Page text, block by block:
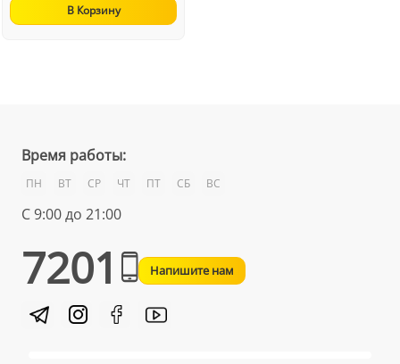
В Корзину
Время работы:
ПН ВТ СР ЧТ ПТ СБ ВС
С 9:00 до 21:00
7201 Напишите нам